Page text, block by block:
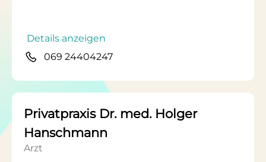
Details anzeigen
069 24404247
Privatpraxis Dr. med. Holger
Hanschmann
Arzt